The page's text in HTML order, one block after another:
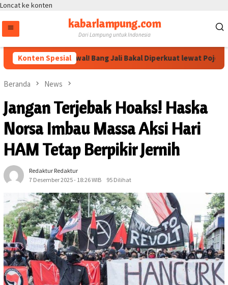
Loncat ke konten
kabarlampung.com
Dari Lampung untuk Indonesia
Konten Spesial
Megawati Dikawal! Bang Jali Bakal Diperkuat lewat Pojok Baca
Beranda News
Jangan Terjebak Hoaks! Haska
Norsa Imbau Massa Aksi Hari
HAM Tetap Berpikir Jernih
Redaktur Redaktur
7 Desember 2025 - 18:26 WIB
95 Dilihat